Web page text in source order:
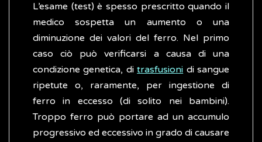
L’esame (test) è spesso prescritto quando il
medico sospetta un aumento o una
diminuzione dei valori del ferro. Nel primo
caso ciò può verificarsi a causa di una
condizione genetica, ditrasfusioni di sangue
ripetute o, raramente, per ingestione di
ferro in eccesso (di solito nei bambini).
Troppo ferro può portare ad un accumulo
progressivo ed eccessivo in grado di causare